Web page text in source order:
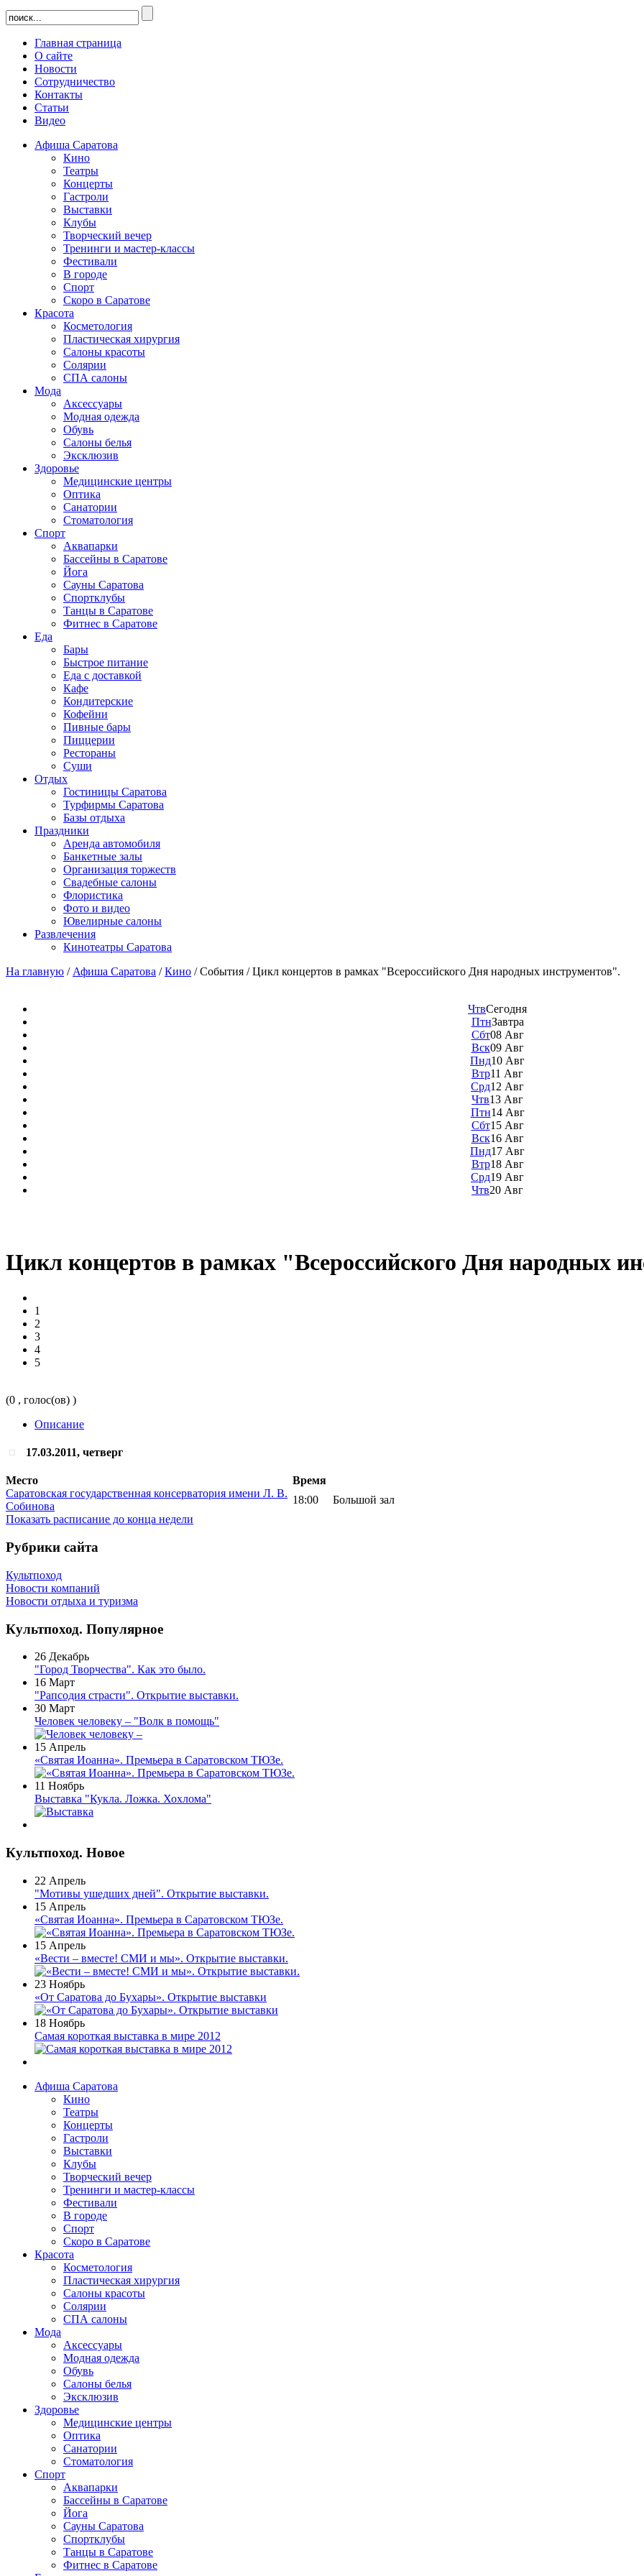
Главная страница
О сайте
Новости
Сотрудничество
Контакты
Статьи
Видео
Афиша Саратова
Кино
Театры
Концерты
Гастроли
Выставки
Клубы
Творческий вечер
Тренинги и мастер-классы
Фестивали
В городе
Спорт
Скоро в Саратове
Красота
Косметология
Пластическая хирургия
Салоны красоты
Солярии
СПА салоны
Мода
Аксессуары
Модная одежда
Обувь
Салоны белья
Эксклюзив
Здоровье
Медицинские центры
Оптика
Санатории
Стоматология
Спорт
Аквапарки
Бассейны в Саратове
Йога
Сауны Саратова
Спортклубы
Танцы в Саратове
Фитнес в Саратове
Еда
Бары
Быстрое питание
Еда с доставкой
Кафе
Кондитерские
Кофейни
Пивные бары
Пиццерии
Рестораны
Суши
Отдых
Гостиницы Саратова
Турфирмы Саратова
Базы отдыха
Праздники
Аренда автомобиля
Банкетные залы
Организация торжеств
Свадебные салоны
Флористика
Фото и видео
Ювелирные салоны
Развлечения
Кинотеатры Саратова
На главную / Афиша Саратова /Кино /События /Цикл концертов в рамках "Всероссийского Дня народных инструментов".
ЧтвСегодня
ПтнЗавтра
Сбт08 Авг
Вск09 Авг
Пнд10 Авг
Втр11 Авг
Срд12 Авг
Чтв13 Авг
Птн14 Авг
Сбт15 Авг
Вск16 Авг
Пнд17 Авг
Втр18 Авг
Срд19 Авг
Чтв20 Авг
Цикл концертов в рамках "Всероссийского Дня народных
1
2
3
4
5
(0 , голос(ов) )
Описание
17.03.2011, четверг
Место
Время
Саратовская государственная консерватория имени Л. В.
Собинова
18:00
Большой зал
Показать расписание до конца недели
Рубрики сайта
Культпоход
Новости компаний
Новости отдыха и туризма
Культпоход. Популярное
26 Декабрь
"Город Творчества". Как это было.
16 Март
"Рапсодия страсти". Открытие выставки.
30 Март
Человек человеку – "Волк в помощь"
15 Апрель
«Святая Иоанна». Премьера в Саратовском ТЮЗе.
11 Ноябрь
Выставка "Кукла. Ложка. Хохлома"
Культпоход. Новое
22 Апрель
"Мотивы ушедших дней". Открытие выставки.
15 Апрель
«Святая Иоанна». Премьера в Саратовском ТЮЗе.
15 Апрель
«Вести – вместе! СМИ и мы». Открытие выставки.
23 Ноябрь
«От Саратова до Бухары». Открытие выставки
18 Ноябрь
Самая короткая выставка в мире 2012
Афиша Саратова
Кино
Театры
Концерты
Гастроли
Выставки
Клубы
Творческий вечер
Тренинги и мастер-классы
Фестивали
В городе
Спорт
Скоро в Саратове
Красота
Косметология
Пластическая хирургия
Салоны красоты
Солярии
СПА салоны
Мода
Аксессуары
Модная одежда
Обувь
Салоны белья
Эксклюзив
Здоровье
Медицинские центры
Оптика
Санатории
Стоматология
Спорт
Аквапарки
Бассейны в Саратове
Йога
Сауны Саратова
Спортклубы
Танцы в Саратове
Фитнес в Саратове